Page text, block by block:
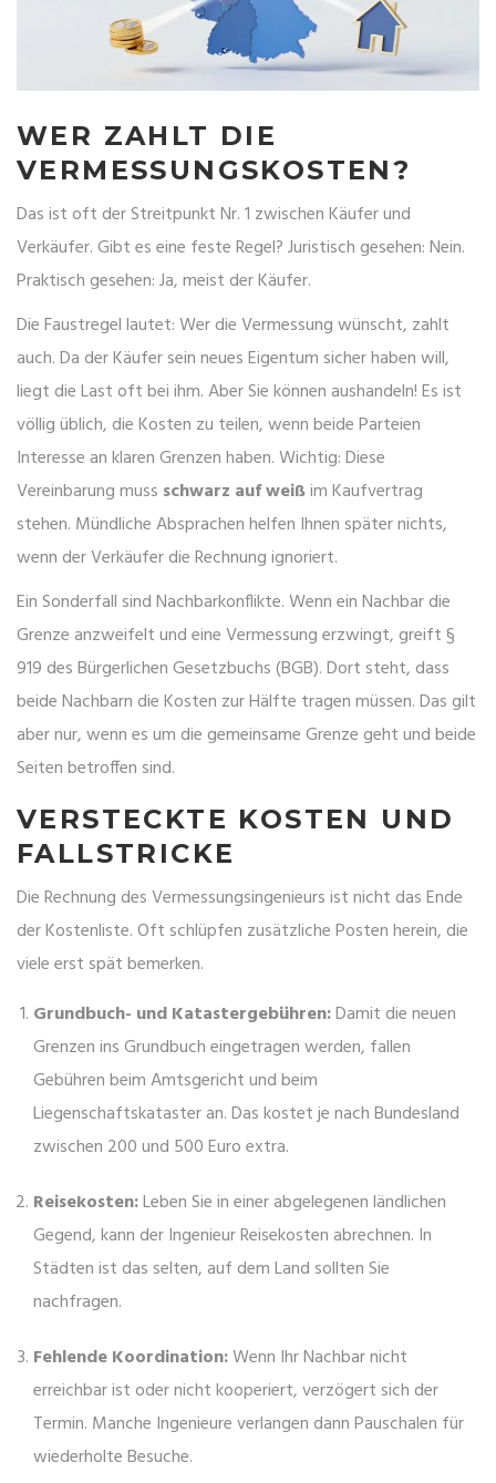
WER ZAHLT DIE
VERMESSUNGSKOSTEN?
Das ist oft der Streitpunkt Nr. 1 zwischen Käufer und
Verkäufer. Gibt es eine feste Regel? Juristisch gesehen: Nein.
Praktisch gesehen: Ja, meist der Käufer.
Die Faustregel lautet: Wer die Vermessung wünscht, zahlt
auch. Da der Käufer sein neues Eigentum sicher haben will,
liegt die Last oft bei ihm. Aber Sie können aushandeln! Es ist
völlig üblich, die Kosten zu teilen, wenn beide Parteien
Interesse an klaren Grenzen haben. Wichtig: Diese
Vereinbarung muss schwarz auf weißim Kaufvertrag
stehen. Mündliche Absprachen helfen Ihnen später nichts,
wenn der Verkäufer die Rechnung ignoriert.
Ein Sonderfall sind Nachbarkonflikte. Wenn ein Nachbar die
Grenze anzweifelt und eine Vermessung erzwingt, greift §
919 des Bürgerlichen Gesetzbuchs (BGB). Dort steht, dass
beide Nachbarn die Kosten zur Hälfte tragen müssen. Das gilt
aber nur, wenn es um die gemeinsame Grenze geht und beide
Seiten betroffen sind.
VERSTECKTE KOSTEN UND
FALLSTRICKE
Die Rechnung des Vermessungsingenieurs ist nicht das Ende
der Kostenliste. Oft schlüpfen zusätzliche Posten herein, die
viele erst spät bemerken.
Grundbuch- und Katastergebühren:Damit die neuen
Grenzen ins Grundbuch eingetragen werden, fallen
Gebühren beim Amtsgericht und beim
Liegenschaftskataster an. Das kostet je nach Bundesland
zwischen 200 und 500 Euro extra.
Reisekosten:Leben Sie in einer abgelegenen ländlichen
Gegend, kann der Ingenieur Reisekosten abrechnen. In
Städten ist das selten, auf dem Land sollten Sie
nachfragen.
Fehlende Koordination:Wenn Ihr Nachbar nicht
erreichbar ist oder nicht kooperiert, verzögert sich der
Termin. Manche Ingenieure verlangen dann Pauschalen für
wiederholte Besuche.